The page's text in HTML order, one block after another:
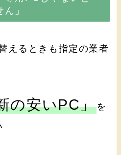
」
えるときも指定の業者
の安いPC」を